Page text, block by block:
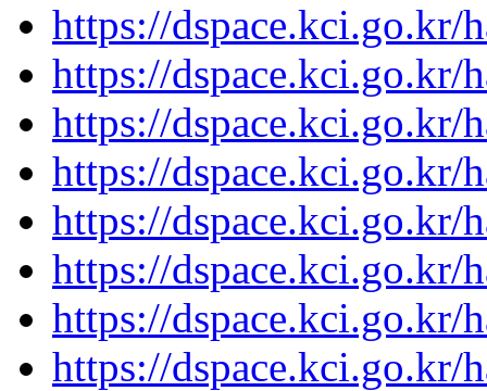
https://dspace.kci.go.kr/
https://dspace.kci.go.kr/
https://dspace.kci.go.kr/
https://dspace.kci.go.kr/
https://dspace.kci.go.kr/
https://dspace.kci.go.kr/
https://dspace.kci.go.kr/
https://dspace.kci.go.kr/